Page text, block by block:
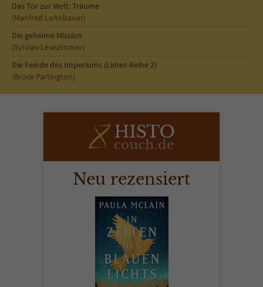
Das Tor zur Welt: Träume
(Manfred Lohnbauer)
Die geheime Mission
(Sylvias-Lesezimmer)
Die Feinde des Imperiums (Limes-Reihe 2)
(Bruce Partington)
Neu rezensiert